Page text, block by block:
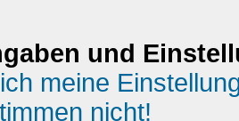
und
meine
nicht!